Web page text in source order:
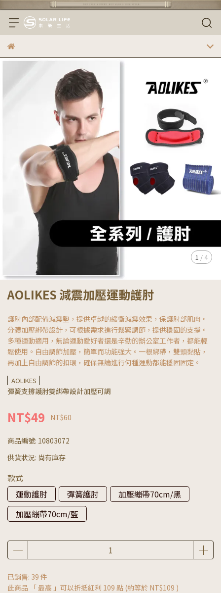
1 / 4
AOLIKES 減震加壓運動護肘
護肘內部配備減震墊，提供卓越的緩衝減震效果，保護肘部肌肉。
分體加壓綁帶設計，可根據需求進行鬆緊調節，提供穩固的支撐。
多種運動適用，無論運動愛好者還是辛勤的辦公室工作者，都能輕
鬆使用。自由調節加壓，簡單而功能強大。一根綁帶，雙頭黏貼，
再加上自由調節的扣環，確保無論進行何種運動都能穩固固定。
AOLIKES
彈簧支撐護肘雙綁帶設計加壓可調
NT$49 NT$60
商品編號: 10803072
供貨狀況: 尚有庫存
款式
運動護肘
彈簧護肘
加壓繃帶70cm/黑
加壓繃帶70cm/藍
已銷售: 39 件
此商品 「 最高 」可以折抵紅利 109 點 (約等於 NT$109 )